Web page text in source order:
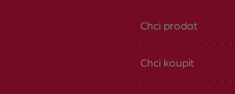
Chci prodat
Chci koupit